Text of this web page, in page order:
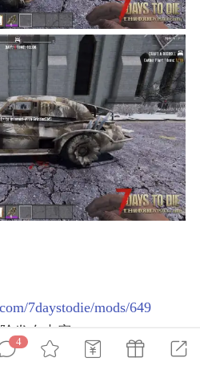
具
作弊模组，
务器外挂！
收到一些信息
用,为了维护游
下声明，规范
4
7daystodie/mods/649
发布内容